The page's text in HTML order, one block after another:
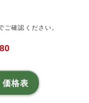
ご確認ください。
価格表